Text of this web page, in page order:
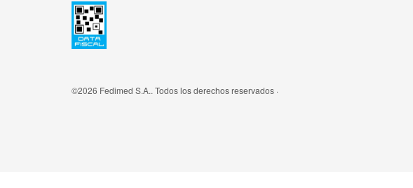
©2026 Fedimed S.A.. Todos los derechos reservados ·